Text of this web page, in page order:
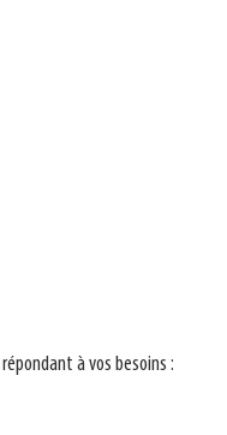
à vos besoins :